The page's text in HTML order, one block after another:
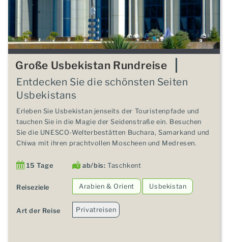
Große Usbekistan Rundreise
Entdecken Sie die schönsten Seiten
Usbekistans
Erleben Sie Usbekistan jenseits der Touristenpfade und
tauchen Sie in die Magie der Seidenstraße ein. Besuchen
Sie die UNESCO-Welterbestätten Buchara, Samarkand und
Chiwa mit ihren prachtvollen Moscheen und Medresen.
15 Tage ab/bis: Taschkent
Reiseziele Arabien & Orient Usbekistan
Art der Reise Privatreisen